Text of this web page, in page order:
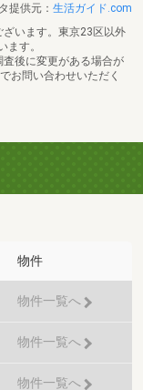
提供元： 生活ガイド.com
います。東京23区以外
ます。
後に変更がある場合が
お問い合わせいただく
物件
物件一覧へ
物件一覧へ
物件一覧へ